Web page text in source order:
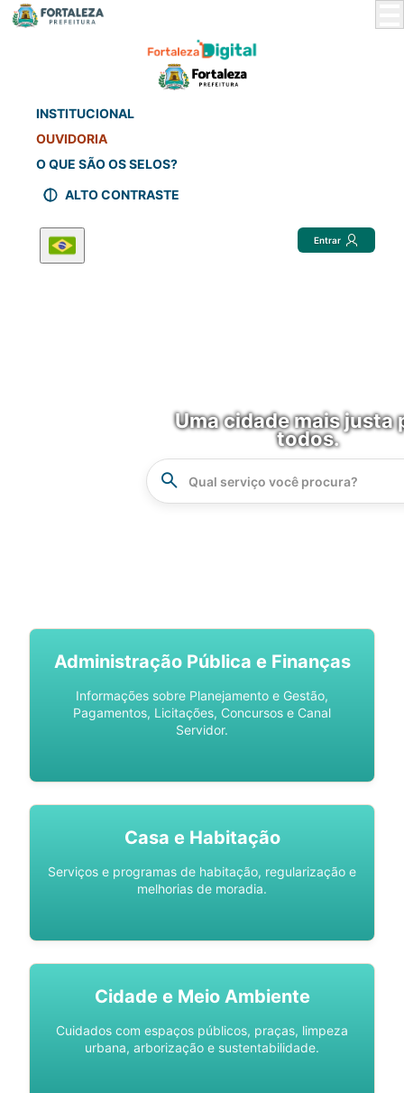
INSTITUCIONAL
OUVIDORIA
O QUE SÃO OS SELOS?
ALTO CONTRASTE
Entrar
Uma cidade mais justa
todos.
Administração Pública e Finanças
Informações sobre Planejamento e Gestão,
Pagamentos, Licitações, Concursos e Canal
Servidor.
Casa e Habitação
Serviços e programas de habitação, regularização e
melhorias de moradia.
Cidade e Meio Ambiente
Cuidados com espaços públicos, praças, limpeza
urbana, arborização e sustentabilidade.